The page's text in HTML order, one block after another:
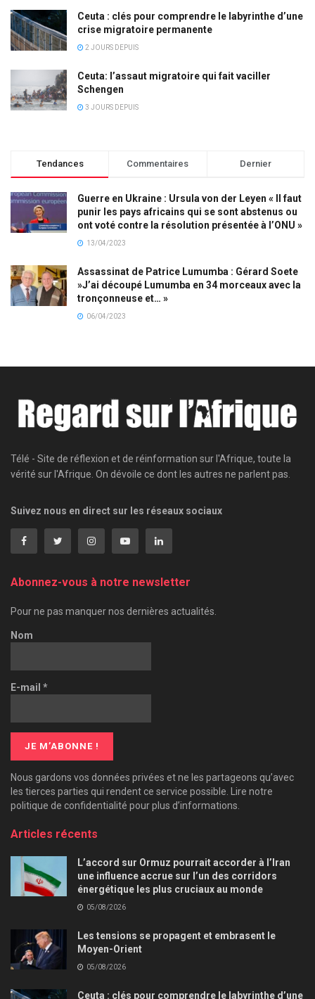
Ceuta : clés pour comprendre le labyrinthe d’une
crise migratoire permanente
2 JOURS DEPUIS
Ceuta: l’assaut migratoire qui fait vaciller
Schengen
3 JOURS DEPUIS
Tendances Commentaires Dernier
Guerre en Ukraine : Ursula von der Leyen « Il faut
punir les pays africains qui se sont abstenus ou
ont voté contre la résolution présentée à l’ONU »
13/04/2023
Assassinat de Patrice Lumumba : Gérard Soete
»J’ai découpé Lumumba en 34 morceaux avec la
tronçonneuse et… »
06/04/2023
Télé - Site de réflexion et de réinformation sur l'Afrique, toute la
vérité sur l'Afrique. On dévoile ce dont les autres ne parlent pas.
Suivez nous en direct sur les réseaux sociaux
Abonnez-vous à notre newsletter
Pour ne pas manquer nos dernières actualités.
Nom
E-mail *
Nous gardons vos données privées et ne les partageons qu’avec
les tierces parties qui rendent ce service possible. Lire notre
politique de confidentialité pour plus d’informations.
Articles récents
L’accord sur Ormuz pourrait accorder à l’Iran
une influence accrue sur l’un des corridors
énergétique les plus cruciaux au monde
05/08/2026
Les tensions se propagent et embrasent le
Moyen-Orient
05/08/2026
Ceuta : clés pour comprendre le labyrinthe d’une